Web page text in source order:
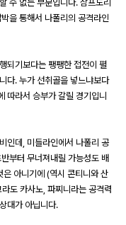
수 없는 부분입니다. 삼프도리
을 통해서 나폴리의 공격라인
되기보다는 팽팽한 접전이 펼
다. 누가 선취골을 넣느냐보다
따라서 승부가 갈릴 경기입니
인데
미들라인에서 나폴리 공
부터 무너져내릴 가능성도 배
아니기에 (역시 콘티니와 산
라도 카사노 파찌니라는 공격력
대가 아닙니다.